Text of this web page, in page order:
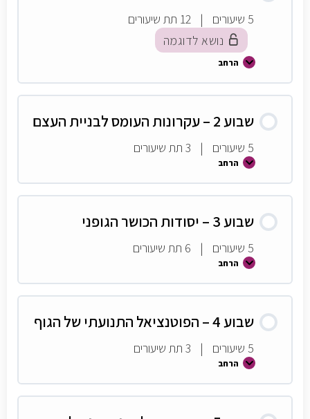
5 שיעורים |
12 תת שיעורים
נושא לדוגמה
הרחב
שבוע 2 – עקרונות העומס לבניית העצם
5 שיעורים | 3 תת שיעורים
הרחב
שבוע 3 – יסודות הכושר הגופני
5 שיעורים | 6 תת שיעורים
הרחב
שבוע 4 – הפוטנציאל התנועתי של הגוף
5 שיעורים | 3 תת שיעורים
הרחב